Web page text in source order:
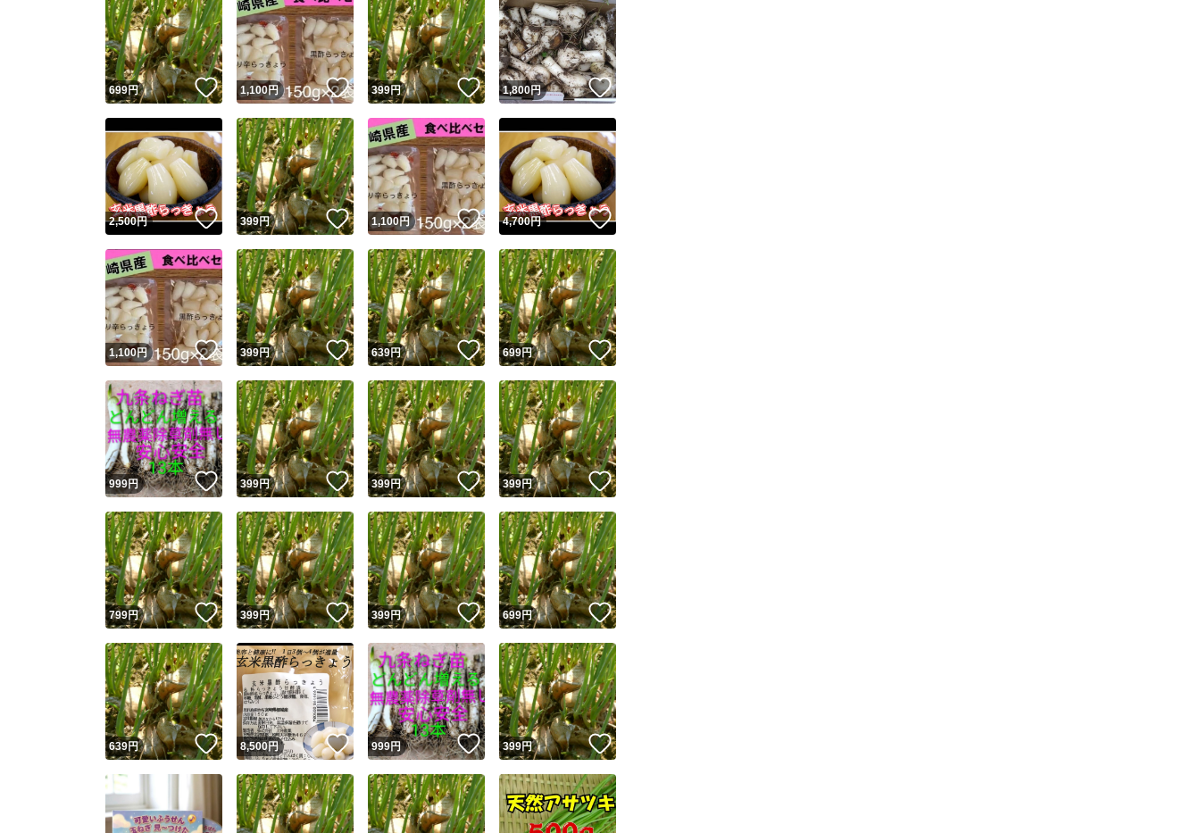
699円 いいね！
1,100円 いいね！
399円 いいね！
1,800円 いいね！
2,500円 いいね！
399円 いいね！
1,100円 いいね！
4,700円 いいね！
1,100円 いいね！
399円 いいね！
639円 いいね！
699円 いいね！
999円 いいね！
399円 いいね！
399円 いいね！
399円 いいね！
799円 いいね！
399円 いいね！
399円 いいね！
699円 いいね！
639円 いいね！
8,500円 いいね！
999円 いいね！
399円 いいね！